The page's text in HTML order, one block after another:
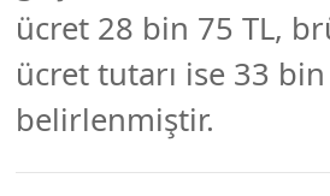
ücret 28 bin 75 TL,
ücret tutarı ise 33
belirlenmiştir.